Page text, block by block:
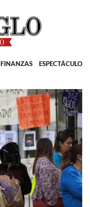
FINANZAS ESPECTÁCULOS